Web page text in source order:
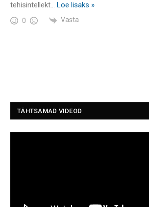
tehisintellekt… Loe lisaks »
0 Vasta
TÄHTSAMAD VIDEOD